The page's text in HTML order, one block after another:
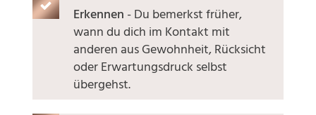
Erkennen - Du bemerkst früher,
wann du dich im Kontakt mit
anderen aus Gewohnheit, Rücksicht
oder Erwartungsdruck selbst
übergehst.